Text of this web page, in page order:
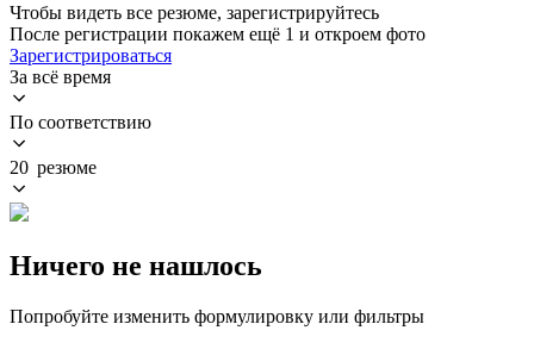
Чтобы видеть все резюме, зарегистрируйтесь
После регистрации покажем ещё 1 и откроем фото
Зарегистрироваться
За всё время
По соответствию
20 резюме
Ничего не нашлось
Попробуйте изменить формулировку или фильтры